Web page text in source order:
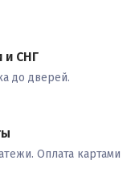
и СНГ
до дверей.
Оплата картами